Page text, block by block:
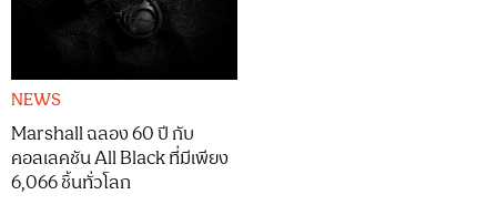
NEWS
Marshall ฉลอง 60 ปี กับ
คอลเลคชัน All Black ที่มีเพียง
6,066 ชิ้นทั่วโลก